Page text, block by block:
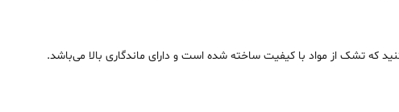
تشک از مواد با کیفیت ساخته شده است و دارای ماندگاری بالا می‌باشد.